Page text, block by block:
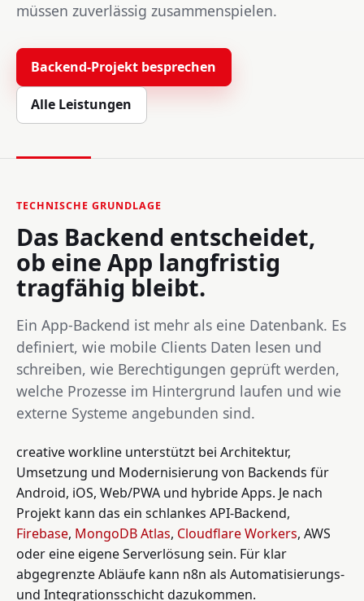
müssen zuverlässig zusammenspielen.
Backend-Projekt besprechen
Alle Leistungen
TECHNISCHE GRUNDLAGE
Das Backend entscheidet,
ob eine App langfristig
tragfähig bleibt.
Ein App-Backend ist mehr als eine Datenbank. Es
definiert, wie mobile Clients Daten lesen und
schreiben, wie Berechtigungen geprüft werden,
welche Prozesse im Hintergrund laufen und wie
externe Systeme angebunden sind.
creative workline unterstützt bei Architektur,
Umsetzung und Modernisierung von Backends für
Android, iOS, Web/PWA und hybride Apps. Je nach
Projekt kann das ein schlankes API-Backend,
Firebase, MongoDB Atlas, Cloudflare Workers, AWS
oder eine eigene Serverlösung sein. Für klar
abgegrenzte Abläufe kann n8n als Automatisierungs-
und Integrationsschicht dazukommen.